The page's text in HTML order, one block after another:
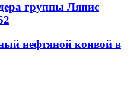
группы Ляпис
нефтяной конвой в